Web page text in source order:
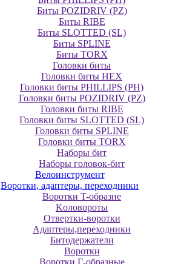
Биты POZIDRIV (PZ)
Биты RIBE
Биты SLOTTED (SL)
Биты SPLINE
Биты TORX
Головки биты
Головки биты HEX
Головки биты PHILLIPS (PH)
Головки биты POZIDRIV (PZ)
Головки биты RIBE
Головки биты SLOTTED (SL)
Головки биты SPLINE
Головки биты TORX
Наборы бит
Наборы головок-бит
Велоинструмент
Воротки, адаптеры, переходники
Bopoтки T-oбpaзне
Koлoвopoты
Oтвepтки-вopoтки
Адаптеры,переходники
Битодержатели
Воротки
Воротки Г-образные